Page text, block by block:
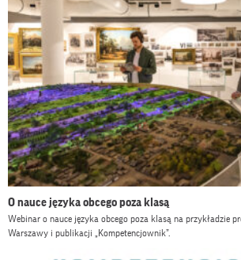
O nauce języka obcego poza klasą
Webinar o nauce języka obcego poza klasą na przykładzie
Warszawy i publikacji „Kompetencjownik”.